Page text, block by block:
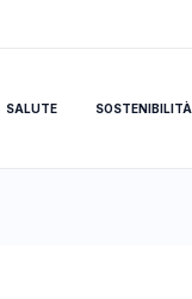
SALUTE SOSTENIBILITÀ